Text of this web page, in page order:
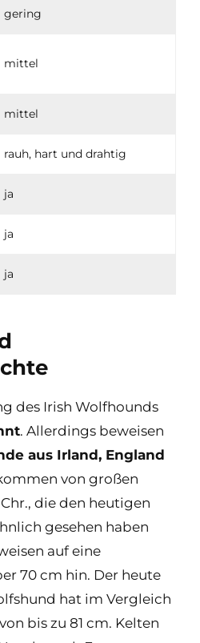
gering
mittel
mittel
rauh, hart und drahtig
ja
ja
ja
des Irish Wolfhounds
. Allerdings beweisen
aus Irland, England
von großen
die den heutigen
gesehen haben
auf eine
70 cm hin. Der heute
hat im Vergleich
bis zu 81 cm. Kelten